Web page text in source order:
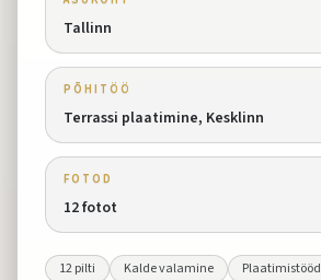
Tallinn
PÕHITÖÖ
Terrassi plaatimine, Kesklinn
FOTOD
12fotot
12pilti Kalde valamine Plaatimistööd